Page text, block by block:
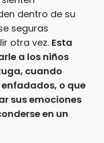
dentro de su
seguras
otra vez. Esta
a los niños
cuando
o que
sus emociones
en un